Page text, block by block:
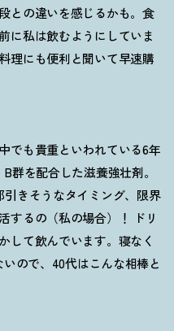
との違いを感じるかも。食
に私は飲むようにしていま
理にも便利と聞いて早速購
でも貴重といわれている6年
群を配合した滋養強壮剤。
きそうなタイミング、限界
するの（私の場合）
！
ドリ
して飲んでいます。寝なく
ので、40代はこんな相棒と